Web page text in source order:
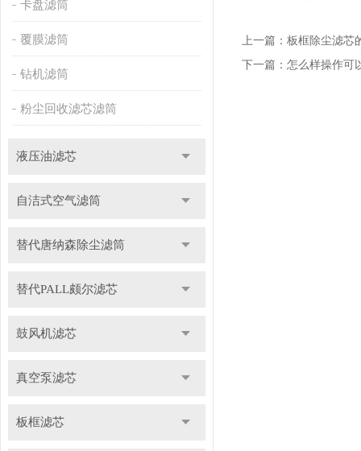
卡盘滤筒
覆膜滤筒
钻机滤筒
粉尘回收滤芯滤筒
液压油滤芯
自洁式空气滤筒
替代唐纳森除尘滤筒
替代PALL颇尔滤芯
鼓风机滤芯
真空泵滤芯
板框滤芯
上一篇： 板框除尘滤芯
下一篇： 怎么样操作可